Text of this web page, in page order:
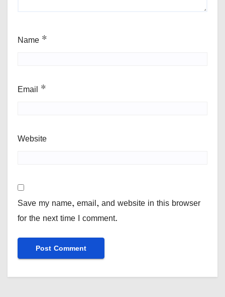
Name *
Email *
Website
Save my name, email, and website in this browser
for the next time I comment.